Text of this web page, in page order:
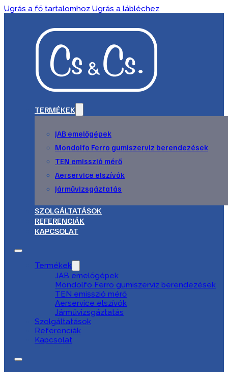
Ugrás a fő tartalomhoz Ugrás a lábléchez
TERMÉKEK
JAB emelőgépek
Mondolfo Ferro gumiszerviz berendezések
TEN emisszió mérő
Aerservice elszívók
Járművizsgáztatás
SZOLGÁLTATÁSOK
REFERENCIÁK
KAPCSOLAT
Termékek
JAB emelőgépek
Mondolfo Ferro gumiszerviz berendezések
TEN emisszió mérő
Aerservice elszívók
Járművizsgáztatás
Szolgáltatások
Referenciák
Kapcsolat